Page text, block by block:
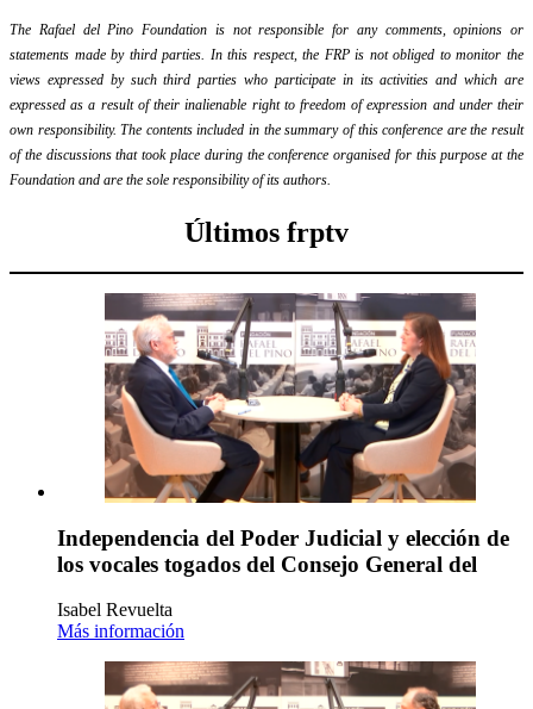
The Rafael del Pino Foundation is not responsible for any comments, opinions or
statements made by third parties. In this respect, the FRP is not obliged to monitor the
views expressed by such third parties who participate in its activities and which are
expressed as a result of their inalienable right to freedom of expression and under their
own responsibility. The contents included in the summary of this conference are the result
of the discussions that took place during the conference organised for this purpose at the
Foundation and are the sole responsibility of its authors.
Últimos frptv
Independencia del Poder Judicial y elección de
los vocales togados del Consejo General del
Isabel Revuelta
Más información